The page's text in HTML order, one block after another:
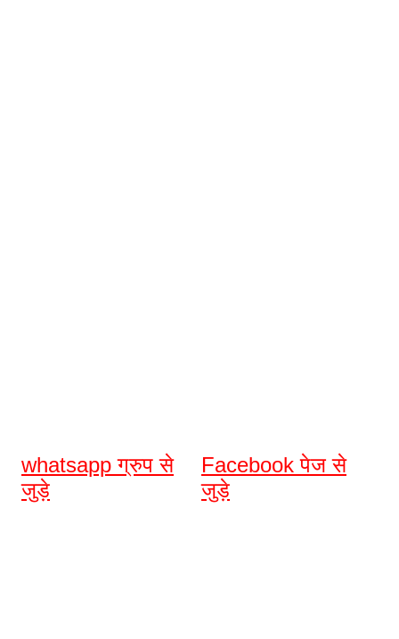
whatsapp ग्रुप से
जुड़े
Facebook पेज से
जुड़े